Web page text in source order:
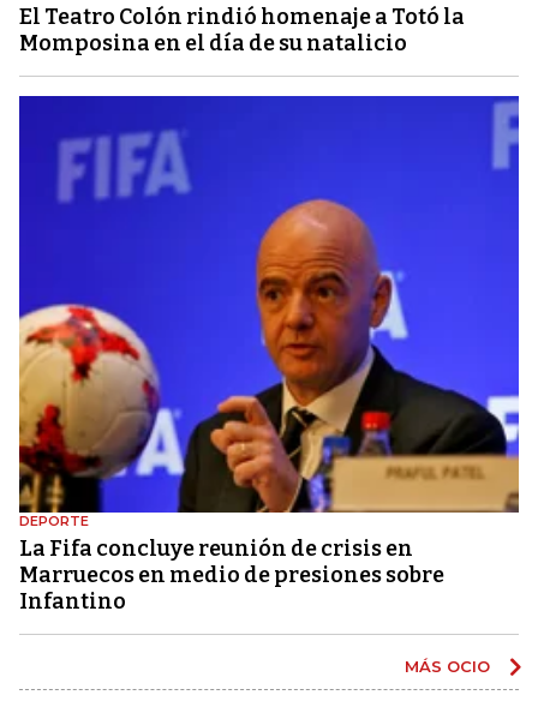
El Teatro Colón rindió homenaje a Totó la
Momposina en el día de su natalicio
DEPORTE
La Fifa concluye reunión de crisis en
Marruecos en medio de presiones sobre
Infantino
MÁS OCIO